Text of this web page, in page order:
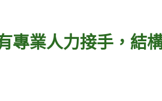
專業人力接手，結